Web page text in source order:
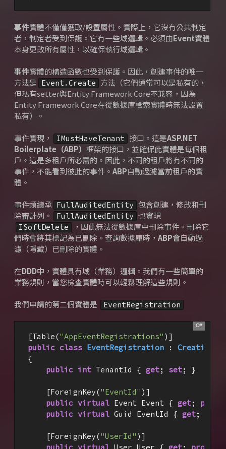
事件實體不僅僅獲取/設置屬性。 實際上，它沒有公共制定
者，制定者受到保護。 它有一些域邏輯。 必須由Event實體
本身更改所有屬性， 以確保執行域邏輯。
事件實體的構造函數也受到保護。 因此，創建事件的唯一
方法是 Event.Create 方法（它們通常可以是私有的，
但私有setter與Entity Framework Core不兼容，因為
Entity Framework Core在從數據庫檢索實體時無法設置
私有）。
事件實現， IMustHaveTenant 接口。這是ASP.NET
Boilerplate（ABP）框架的接口， 並確保此實體是每個租
戶。這是多租戶所必需的。 因此，不同的租戶將有不同的
事件，不能看到彼此的事件。ABP自動過濾當前租戶的實
體。
事件類繼承 FullAuditedEntity 包含創建，修改和刪
除審計列。
FullAuditedEntity 也實現
ISoftDelete ，因此無法從數據庫中刪除事件。 刪除它
們時會將其標記為已刪除。 查詢數據庫時，ABP會自動過
濾（隱藏）已刪除的實體。
在DDD中 ，實體具有域（業務）邏輯。我們有一些簡單的
業務規則，當您檢查實體時可以輕鬆理解這些規則。
我們申請的第二個實體是 EventRegistration
[Table("AppEventRegistrations"
public class EventRegistration :
{
public int TenantId { get; set; }
    [ForeignKey(
"EventId" )]
public virtual Event Event { get;
public virtual Guid EventId { get;
    [ForeignKey(
"UserId" )]